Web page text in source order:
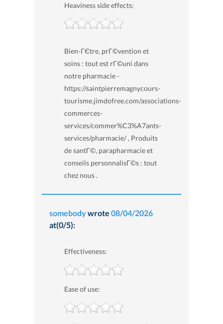
Heaviness side effects:
Bien-ГЄtre, prГ©vention et
soins : tout est rГ©uni dans
notre pharmacie -
https://saintpierremagnycours-
tourisme.jimdofree.com/associations-
commerces-
services/commer%C3%A7ants-
services/pharmacie/ , Produits
de santГ©, parapharmacie et
conseils personnalisГ©s : tout
chez nous .
somebodywrote 08/04/2026
at(0/5):
Effectiveness:
Ease of use: